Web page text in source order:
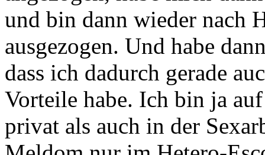
und bin dann wieder nach
ausgezogen. Und habe
dass ich dadurch gerade
Vorteile habe. Ich bin ja
privat als auch in der